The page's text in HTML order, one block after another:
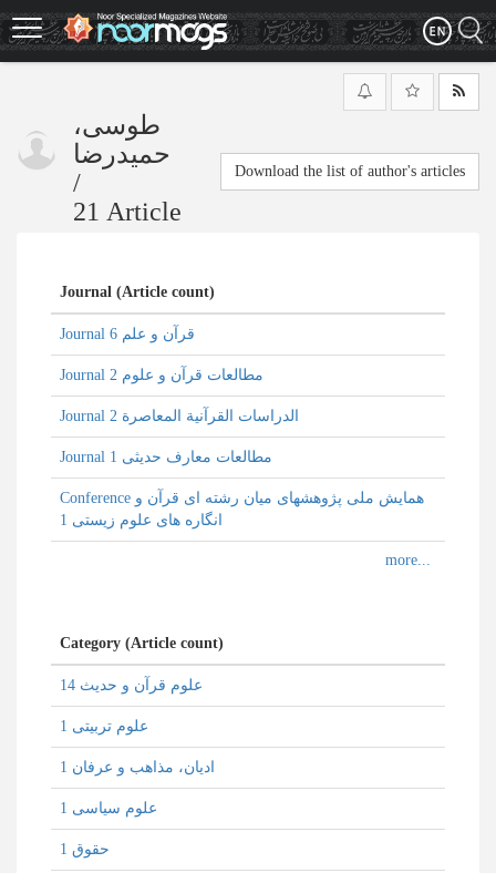
Skip
to
main
طوسی،
حمیدرضا
/
21 Article
Download the list of author's articles
Journal (Article count)
Journal قرآن و علم 6
Journal مطالعات قرآن و علوم 2
Journal الدراسات القرآنية المعاصرة 2
Journal مطالعات معارف حدیثی 1
Conference همایش ملی پژوهشهای میان رشته ای قرآن و
انگاره های علوم زیستی 1
Category (Article count)
علوم قرآن و حدیث 14
علوم تربیتی 1
ادیان، مذاهب و عرفان 1
علوم سیاسی 1
حقوق 1